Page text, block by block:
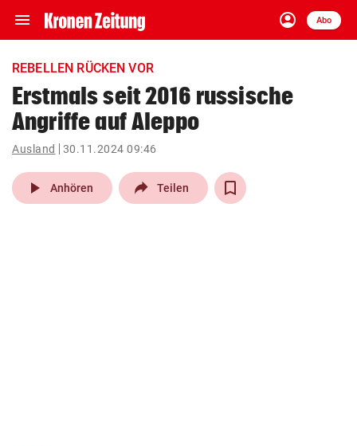
menu Navigation
ein-/ausklappen
account_circle
Anmelden
Abo
close Schließen
account_circle Anmelden
pin_drop
Wien arrow_right
REBELLEN RÜCKEN VOR
Erstmals seit 2016 russische
Angriffe auf Aleppo
Ausland 30.11.2024 09:46
play_arrow Anhören Teilen